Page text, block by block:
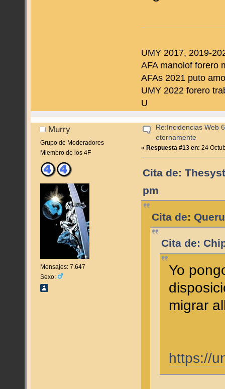
UMY 2017, 2019-
AFA manolof forero
AFAs 2021 puto
UMY 2022 forero
U
Murry
Grupo de Moderadores
Miembro de los 4F
Mensajes: 7.647
Sexo:
Re:Incidencias Web
eternamente
« Respuesta #13 en: 24
Cita de:
pm
Cita de:
Cita de:
Yo
migrar
https://